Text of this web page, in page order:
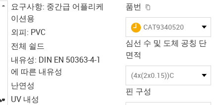
igus-icon-lupe
요구사항: 중간급 어플리케
이션용
외피: PVC
전체 쉴드
내유성: DIN EN 50363-4-1
에 따른 내유성
난연성
UV 내성
품번
igus-icon-lieferzeit
CAT9340520
심선 수 및 도체 공칭 단
면적
(4x(2x0.15))C
핀 구성